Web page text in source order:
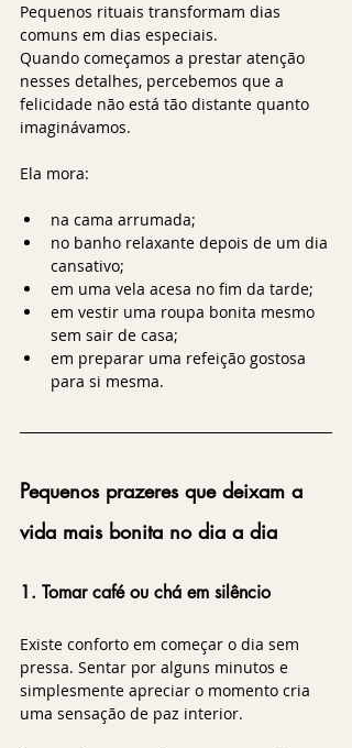
Pequenos rituais transformam dias
comuns em dias especiais.
Quando começamos a prestar atenção
nesses detalhes, percebemos que a
felicidade não está tão distante quanto
imaginávamos.
Ela mora:
na cama arrumada;
no banho relaxante depois de um dia
cansativo;
em uma vela acesa no fim da tarde;
em vestir uma roupa bonita mesmo
sem sair de casa;
em preparar uma refeição gostosa
para si mesma.
Pequenos prazeres que deixam a
vida mais bonita no dia a dia
1. Tomar café ou chá em silêncio
Existe conforto em começar o dia sem
pressa. Sentar por alguns minutos e
simplesmente apreciar o momento cria
uma sensação de paz interior.